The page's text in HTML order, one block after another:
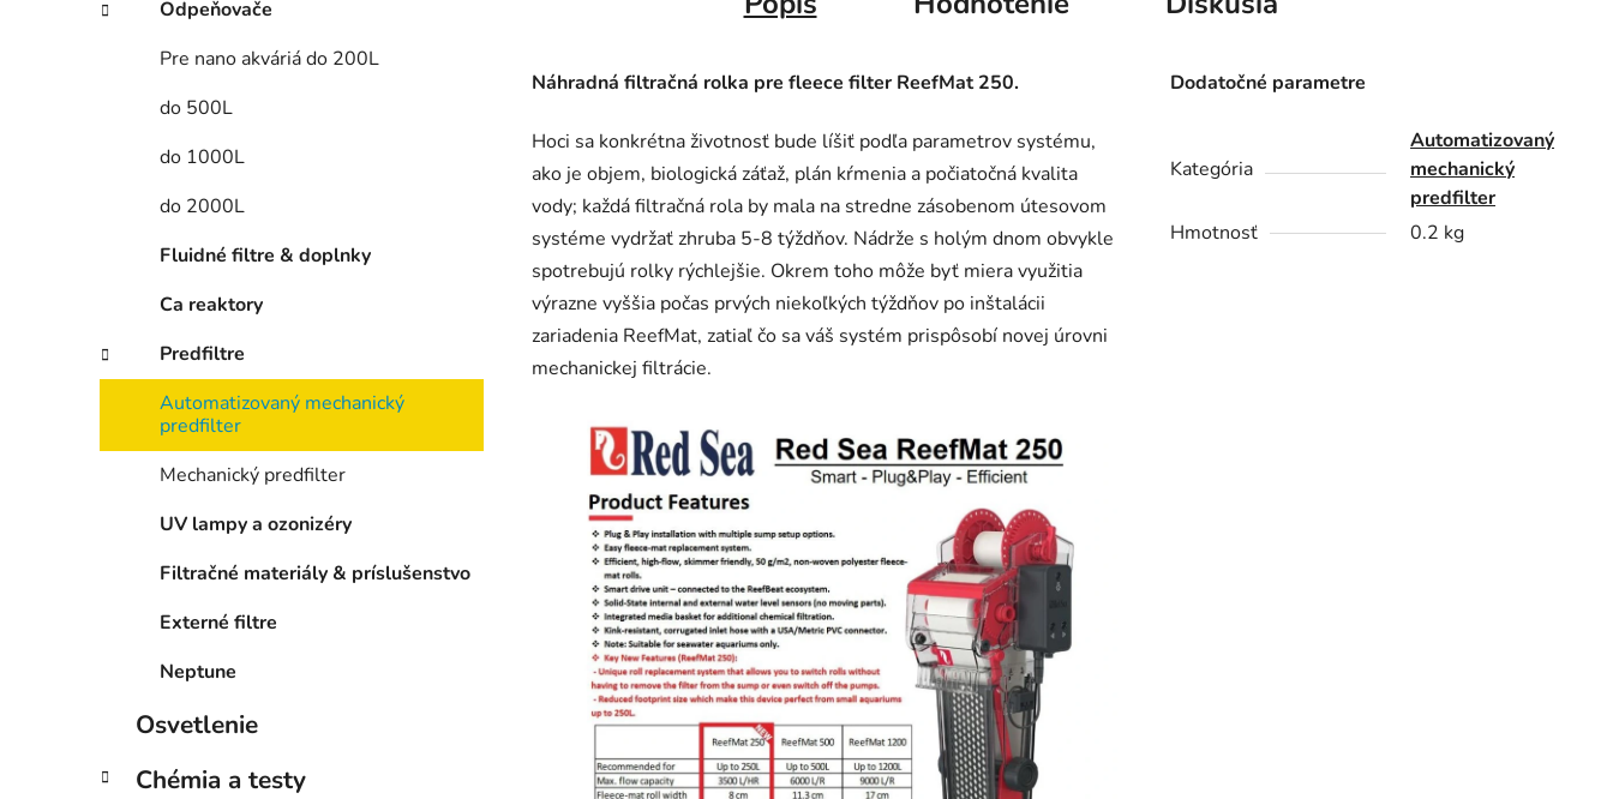
Odpeňovače
Pre nano akváriá do 200L
do 500L
do 1000L
do 2000L
Fluidné filtre & doplnky
Ca reaktory
Predfiltre
Automatizovaný mechanický
predfilter
Mechanický predfilter
UV lampy a ozonizéry
Filtračné materiály & príslušenstvo
Externé filtre
Neptune
Osvetlenie
Chémia a testy
Náhradná filtračná rolka pre fleece filter ReefMat 250.
Hoci sa konkrétna životnosť bude líšiť podľa parametrov systému,
ako je objem, biologická záťaž, plán kŕmenia a počiatočná kvalita
vody; každá filtračná rola by mala na stredne zásobenom útesovom
systéme vydržať zhruba 5-8 týždňov. Nádrže s holým dnom obvykle
spotrebujú rolky rýchlejšie. Okrem toho môže byť miera využitia
výrazne vyššia počas prvých niekoľkých týždňov po inštalácii
zariadenia ReefMat, zatiaľ čo sa váš systém prispôsobí novej úrovni
mechanickej filtrácie.
Dodatočné parametre
Kategória
Automatizovaný
mechanický
predfilter
Hmotnosť
0.2 kg